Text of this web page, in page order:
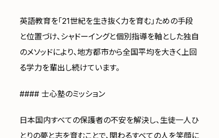
英語教育を「21世紀を生き抜く力を育む」ための手段
と位置づけ、シャドーイングと個別指導を軸とした独自
のメソッドにより、地方都市から全国平均を大きく上回
る学力を輩出し続けています。
#### 士心塾のミッション
日本国内すべての保護者の不安を解決し、生徒一人ひ
とりの夢と志を育むことで、関わるすべての人を笑顔に